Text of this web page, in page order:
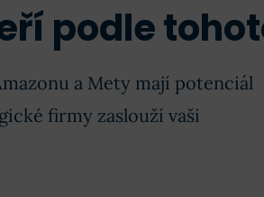
podle
a Mety mají potenciál
firmy zaslouží vaši